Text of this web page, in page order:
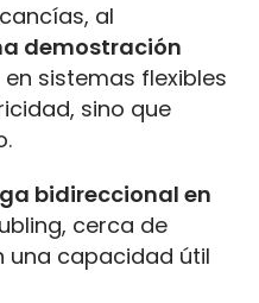
al
demostración
sistemas flexibles
sino que
bidireccional en
cerca de
una capacidad útil